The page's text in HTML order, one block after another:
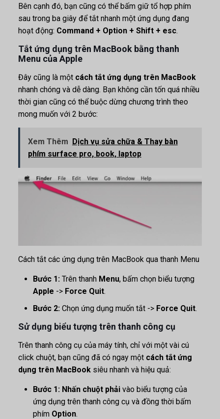
Bên cạnh đó, bạn cũng có thể bấm giữ tổ hợp phím
sau trong ba giây để tắt nhanh một ứng dụng đang
hoạt động: Command + Option + Shift + esc.
Tắt ứng dụng trên MacBook bằng thanh
Menu của Apple
Đây cũng là một cách tắt ứng dụng trên MacBook
nhanh chóng và dễ dàng. Bạn không cần tốn quá nhiều
thời gian cũng có thể buộc dừng chương trình theo
mong muốn với 2 bước:
Xem Thêm Dịch vụ sửa chữa & Thay bàn
phím surface pro, book, laptop
Cách tắt các ứng dụng trên MacBook qua thanh Menu
Bước 1: Trên thanh Menu, bấm chọn biểu tượng
Apple -> Force Quit.
Bước 2: Chọn ứng dụng muốn tắt -> Force Quit.
Sử dụng biểu tượng trên thanh công cụ
Trên thanh công cụ của máy tính, chỉ với một vài cú
click chuột, bạn cũng đã có ngay một cách tắt ứng
dụng trên MacBook siêu nhanh và hiệu quả:
Bước 1: Nhấn chuột phảivào biểu tượng của
ứng dụng trên thanh công cụ và đồng thời bấm
phím Option.